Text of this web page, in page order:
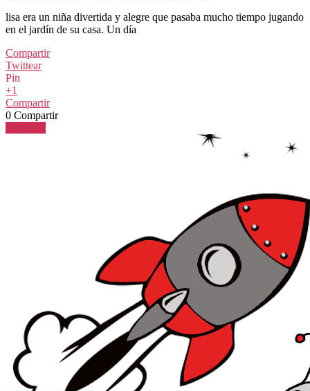
lisa era un niña divertida y alegre que pasaba mucho tiempo jugando
en el jardín de su casa. Un día
Compartir
Twittear
Pin
+1
Compartir
0 Compartir